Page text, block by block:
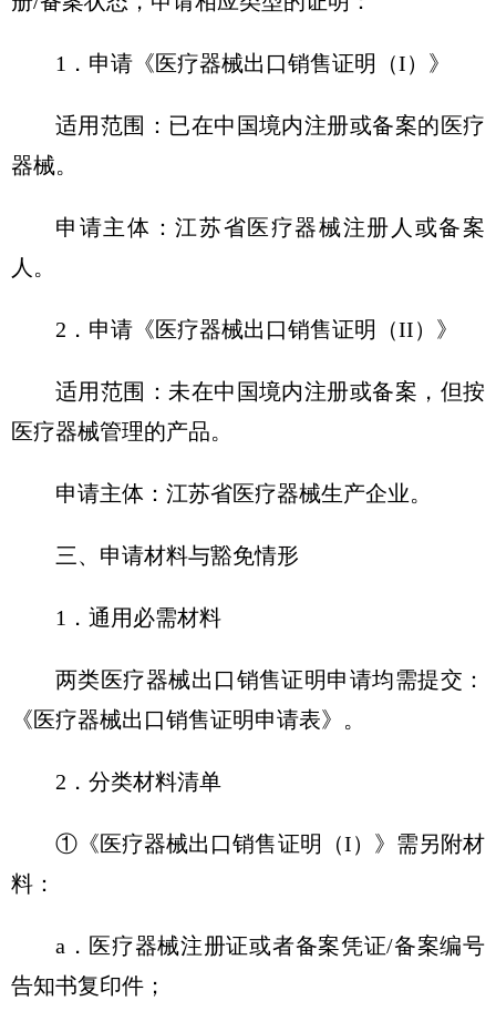
1．申请《医疗器械出口销售证明（I）》
适用范围：已在中国境内注册或备案的医疗
器械。
申请主体：江苏省医疗器械注册人或备案
人。
2．申请《医疗器械出口销售证明（II）》
适用范围：未在中国境内注册或备案，但按
医疗器械管理的产品。
申请主体：江苏省医疗器械生产企业。
三、申请材料与豁免情形
1．通用必需材料
两类医疗器械出口销售证明申请均需提交：
《医疗器械出口销售证明申请表》。
2．分类材料清单
①《医疗器械出口销售证明（I）》需另附材
料：
a．医疗器械注册证或者备案凭证/备案编号
告知书复印件；